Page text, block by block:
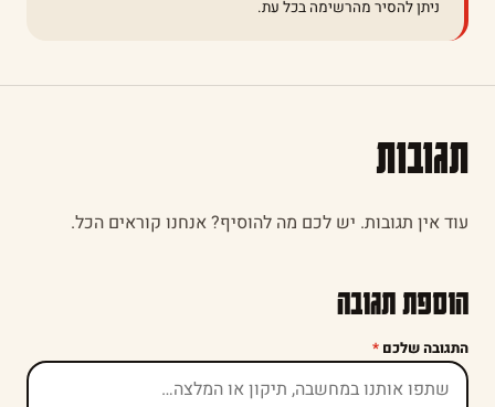
ניתן להסיר מהרשימה בכל עת.
תגובות
עוד אין תגובות. יש לכם מה להוסיף? אנחנו קוראים הכל.
הוספת תגובה
התגובה שלכם *